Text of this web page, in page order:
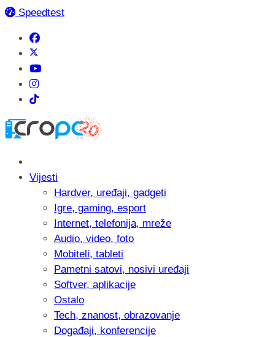
Speedtest
Vijesti
Hardver, uređaji, gadgeti
Igre, gaming, esport
Internet, telefonija, mreže
Audio, video, foto
Mobiteli, tableti
Pametni satovi, nosivi uređaji
Softver, aplikacije
Ostalo
Tech, znanost, obrazovanje
Događaji, konferencije